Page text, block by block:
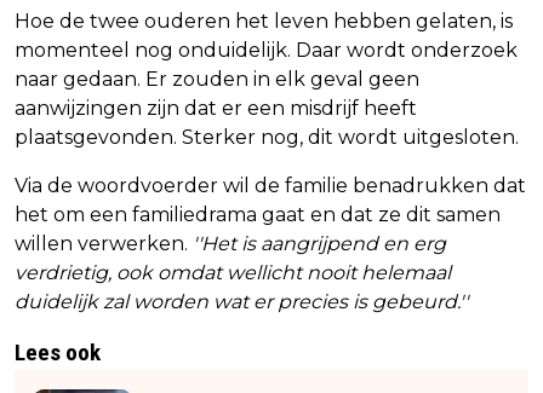
Hoe de twee ouderen het leven hebben gelaten, is
momenteel nog onduidelijk. Daar wordt onderzoek
naar gedaan. Er zouden in elk geval geen
aanwijzingen zijn dat er een misdrijf heeft
plaatsgevonden. Sterker nog, dit wordt uitgesloten.
Via de woordvoerder wil de familie benadrukken dat
het om een familiedrama gaat en dat ze dit samen
willen verwerken. ''Het is aangrijpend en erg
verdrietig, ook omdat wellicht nooit helemaal
duidelijk zal worden wat er precies is gebeurd.''
Lees ook